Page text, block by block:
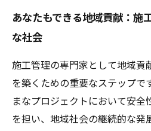
あなたもできる地域貢献：施
な社会
施工管理の専門家として地域貢
を築くための重要なステップで
まなプロジェクトにおいて安全
を担い、地域社会の継続的な発